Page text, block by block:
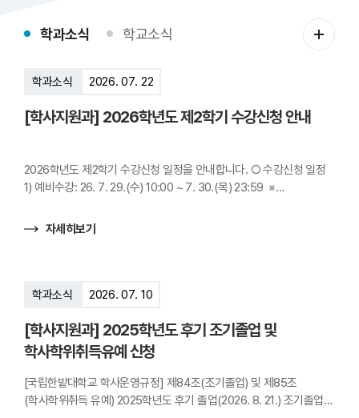
학과소식
학과소식 2026. 07. 22
[학사지원과] 2026학년도 제2학기 수강신청 안내
2026학년도 제2학기 수강신청 일정을 안내합니다. ○ 수강신청 일정
1) 예비수강: 26. 7. 29.(수) 10:00 ~ 7. 30.(목) 23:59 ※
26. 8. 3.(월) ~ 8. 7.(금) ※학년별 수강일정은 실제학년이 아닌,
자세히보기
학과소식 2026. 07. 10
[학사지원과] 2025학년도 후기 조기졸업 및
학사학위취득유예 신청
[국립한밭대학교 학사운영규정] 제84조(조기졸업) 및 제85조
(학사학위취득 유예) 2025학년도 후기 졸업(2026. 8. 21.) 조기졸업
학
과
보
학교소식